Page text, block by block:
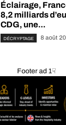
Éclairage,
8,2 milliards
CDG, une...
DÉCRYPTAGE 8 août
Footer ad 1☟